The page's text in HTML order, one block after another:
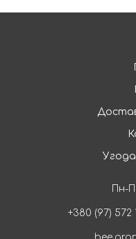
Пн-
+380 (97) 572